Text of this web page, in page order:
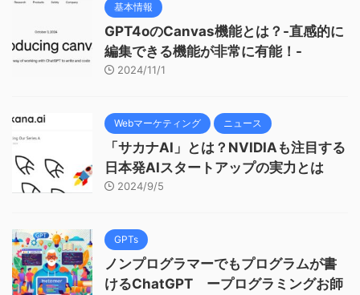
基本情報
GPT4oのCanvas機能とは？-直感的に
編集できる機能が非常に有能！-
2024/11/1
Webマーケティング ニュース
「サカナAI」とは？NVIDIAも注目する
日本発AIスタートアップの実力とは
2024/9/5
GPTs
ノンプログラマーでもプログラムが書
けるChatGPT ープログラミングお師